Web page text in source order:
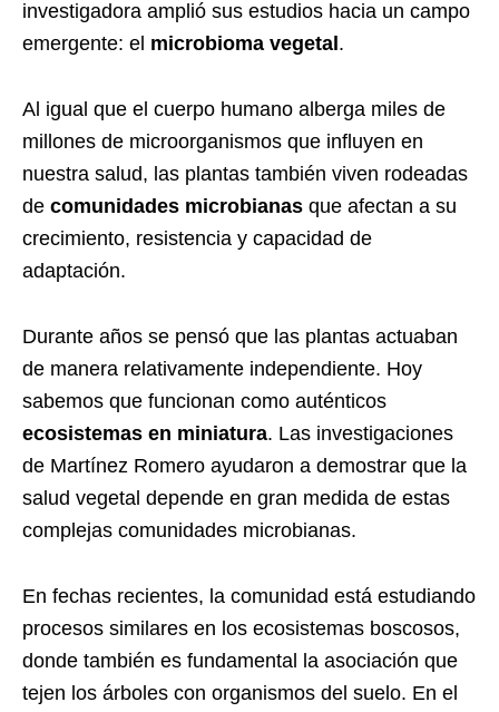
investigadora amplió sus estudios hacia un campo
emergente: el microbioma vegetal.
Al igual que el cuerpo humano alberga miles de
millones de microorganismos que influyen en
nuestra salud, las plantas también viven rodeadas
de comunidades microbianas que afectan a su
crecimiento, resistencia y capacidad de
adaptación.
Durante años se pensó que las plantas actuaban
de manera relativamente independiente. Hoy
sabemos que funcionan como auténticos
ecosistemas en miniatura. Las investigaciones
de Martínez Romero ayudaron a demostrar que la
salud vegetal depende en gran medida de estas
complejas comunidades microbianas.
En fechas recientes, la comunidad está estudiando
procesos similares en los ecosistemas boscosos,
donde también es fundamental la asociación que
tejen los árboles con organismos del suelo. En el